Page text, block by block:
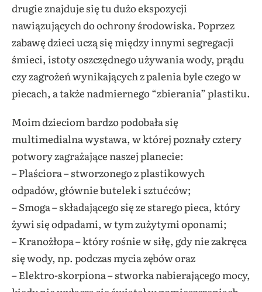
drugie znajduje się tu dużo ekspozycji
nawiązujących do ochrony środowiska. Poprzez
zabawę dzieci uczą się między innymi segregacji
śmieci, istoty oszczędnego używania wody, prądu
czy zagrożeń wynikających z palenia byle czego w
piecach, a także nadmiernego “zbierania” plastiku.
Moim dzieciom bardzo podobała się
multimedialna wystawa, w której poznały cztery
potwory zagrażające naszej planecie:
– Plaściora – stworzonego z plastikowych
odpadów, głównie butelek i sztućców;
– Smoga – składającego się ze starego pieca, który
żywi się odpadami, w tym zużytymi oponami;
– Kranożłopa – który rośnie w siłę, gdy nie zakręca
się wody, np. podczas mycia zębów oraz
– Elektro-skorpiona – stworka nabierającego mocy,